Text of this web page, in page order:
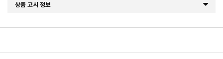
상품 고시 정보